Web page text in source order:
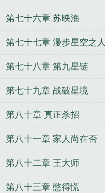
第七十六章 苏映渔
第七十七章 漫步星空之人
第七十八章 第九星链
第七十九章 战破星境
第八十章 真正杀招
第八十一章 家人尚在否
第八十二章 王大师
第八十三章 憋得慌